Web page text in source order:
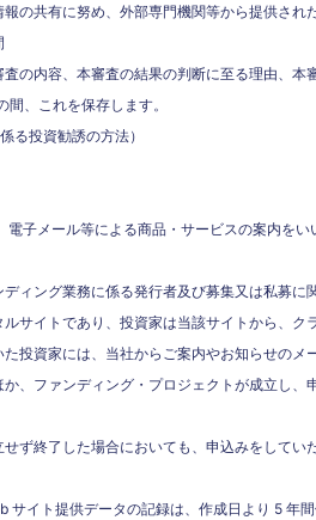
の共有に努め、外部専門機関等から提供さ
の内容、本審査の結果の判断に至る理由、
、これを保存します。
る投資勧誘の方法）
電子メール等による商品・サービスの案内を
ィング業務に係る発行者及び募集又は私募
サイトであり、投資家は当該サイトから、
投資家には、当社からご案内やお知らせの
、ファンディング・プロジェクトが成立し
ず終了した場合においても、申込みをして
サイト提供データの記録は、作成日より 5 年間